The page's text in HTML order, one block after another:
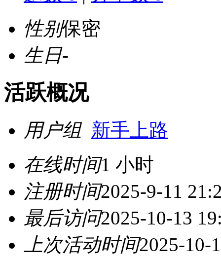
性别保密
生日-
活跃概况
用户组 新手上路
在线时间1 小时
注册时间2025-9-11
最后访问2025-10-13
上次活动时间2025-10-